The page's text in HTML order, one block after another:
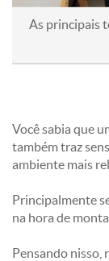
As principais
Você sabia que
também traz
ambiente mais
Principalmente
na hora de
Pensando nisso,